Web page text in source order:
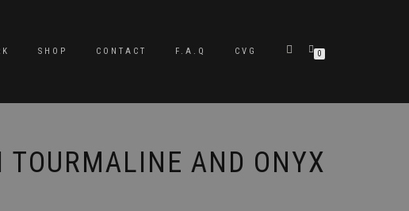
SHOP CONTACT F.A.Q CVG 0
AND ONYX